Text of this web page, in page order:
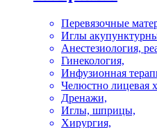
Перевязочные
Иглы
Анестезиология,
Гинекология,
Инфузионная
Челюстно лицевая
Дренажи,
Иглы, шприцы,
Хирургия,